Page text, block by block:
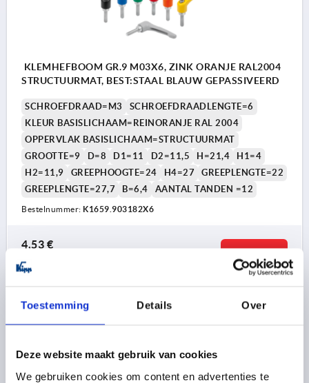
Toestemming Details Over
Deze website maakt gebruik van cookies
We gebruiken cookies om content en advertenties te
KLEMHEFBOOM GR.9 M03X6, ZINK ORANJE RAL2004
STRUCTUURMAT, BEST:STAAL BLAUW GEPASSIVEERD
SCHROEFDRAAD=M3
SCHROEFDRAADLENGTE=6
KLEUR BASISLICHAAM=REINORANJE RAL 2004
OPPERVLAK BASISLICHAAM=STRUCTUURMAT
GROOTTE=9
D=8 D1=11 D2=11,5 H=21,4
H1=4
H2=11,9
GREEPHOOGTE=24 H4=27
GREEPLENGTE=22
GREEPLENGTE=27,7
B=6,4 AANTAL TANDEN =12
Bestelnummer: K1659.903182X6
4,53 €
plus verzendkosten
K1659 STM